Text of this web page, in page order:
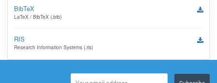
BibTeX
LaTeX / BibTeX (.bib)
RIS
Research Information Systems (.ris)